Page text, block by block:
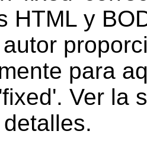
HTML y
para
Ver la